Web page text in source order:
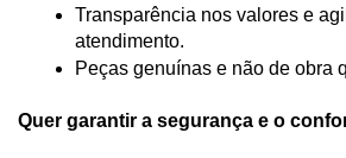
Transparência nos valores e
atendimento.
Peças genuínas e não de obra
Quer garantir a segurança e o